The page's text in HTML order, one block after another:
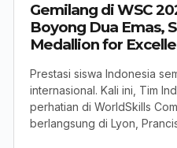
Gemilang di WSC
Boyong Dua Emas,
Medallion for
Prestasi siswa Indonesia
internasional. Kali ini, Tim
perhatian di WorldSkills
berlangsung di Lyon,